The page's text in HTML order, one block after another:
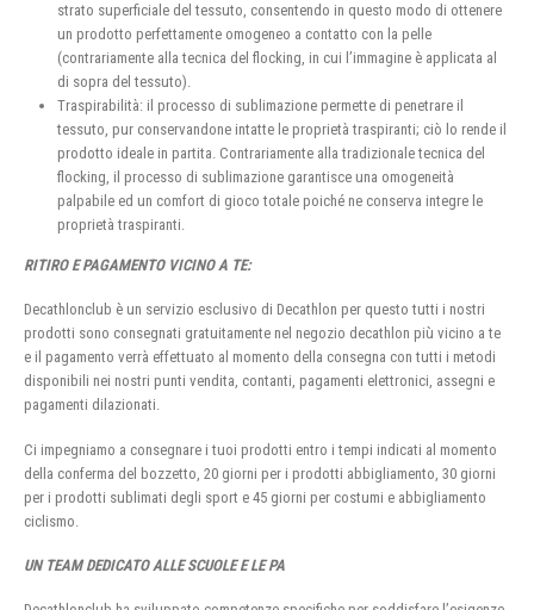
strato superficiale del tessuto, consentendo in questo modo di ottenere
un prodotto perfettamente omogeneo a contatto con la pelle
(contrariamente alla tecnica del flocking, in cui l’immagine è applicata al
di sopra del tessuto).
Traspirabilità: il processo di sublimazione permette di penetrare il
tessuto, pur conservandone intatte le proprietà traspiranti; ciò lo rende il
prodotto ideale in partita. Contrariamente alla tradizionale tecnica del
flocking, il processo di sublimazione garantisce una omogeneità
palpabile ed un comfort di gioco totale poiché ne conserva integre le
proprietà traspiranti.
RITIRO E PAGAMENTO VICINO A TE:
Decathlonclub è un servizio esclusivo di Decathlon per questo tutti i nostri
prodotti sono consegnati gratuitamente nel negozio decathlon più vicino a te
e il pagamento verrà effettuato al momento della consegna con tutti i metodi
disponibili nei nostri punti vendita, contanti, pagamenti elettronici, assegni e
pagamenti dilazionati.
Ci impegniamo a consegnare i tuoi prodotti entro i tempi indicati al momento
della conferma del bozzetto, 20 giorni per i prodotti abbigliamento, 30 giorni
per i prodotti sublimati degli sport e 45 giorni per costumi e abbigliamento
ciclismo.
UN TEAM DEDICATO ALLE SCUOLE E LE PA